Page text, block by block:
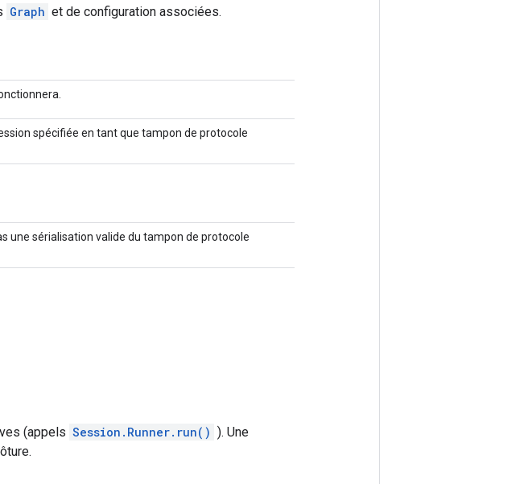
Graph et de configuration associées.
spécifiée en tant que tampon de protocole
une sérialisation valide du tampon de protocole
(appels Session.Runner.run() ). Une